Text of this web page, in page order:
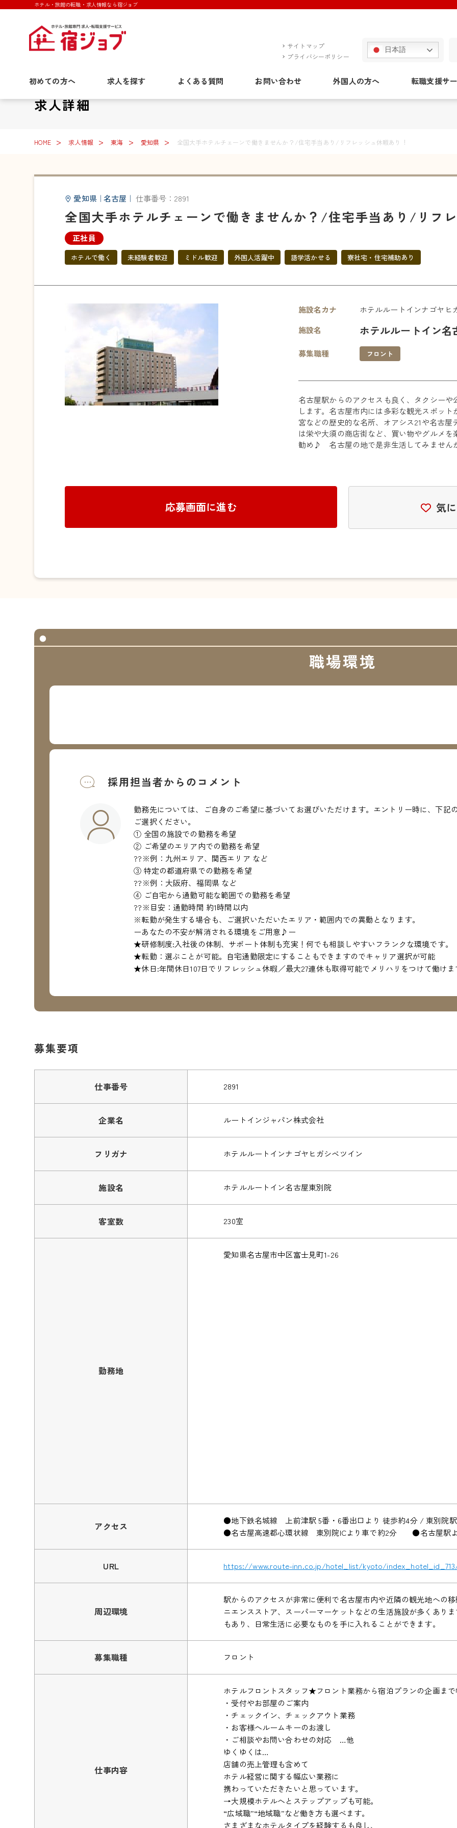
ホテル・旅館の転職・求人情報なら宿ジョブ
サイトマップ
プライバシーポリシー
日本語
初めての方へ 求人を探す よくある質問 お問い合わせ 外国人の方へ 転職支援サ
求人詳細
HOME 求人情報 東海 愛知県 全国大手ホテルチェーンで働きませんか？/住宅手当あり/リフレッシュ休暇あり！
愛知県｜名古屋 ｜ 仕事番号：2891
全国大手ホテルチェーンで働きませんか？/住宅手当あり/リフ
正社員
ホテルで働く 未経験者歓迎 ミドル歓迎 外国人活躍中 語学活かせる 寮社宅・住宅補助あり
施設名カナ
ホテルルートインナゴヤヒ
施設名
ホテルルートイン名
募集職種 フロント
名古屋駅からのアクセスも良く、タクシー
します。名古屋市内には多彩な観光スポッ
宮などの歴史的な名所、オアシス21や名古
は栄や大須の商店街など、買い物やグルメ
勧め♪ 名古屋の地で是非生活してみません
応募画面に進む 気
職場環境
採用担当者からのコメント
勤務先については、ご自身のご希望に基づいてお選びいただけます。エントリー時に、下記
ご選択ください。
① 全国の施設での勤務を希望
② ご希望のエリア内での勤務を希望
??※例：九州エリア、関西エリア など
③ 特定の都道府県での勤務を希望
??※例：大阪府、福岡県 など
④ ご自宅から通勤可能な範囲での勤務を希望
??※目安：通勤時間 約1時間以内
※転勤が発生する場合も、ご選択いただいたエリア・範囲内での異動となります。
ーあなたの不安が解消される環境をご用意♪ー
★研修制度:入社後の体制、サポート体制も充実！何でも相談しやすいフランクな環境です。
★転勤：選ぶことが可能。自宅通勤限定にすることもできますのでキャリア選択が可能
★休日:年間休日107日でリフレッシュ休暇／最大27連休も取得可能でメリハリをつけて働け
募集要項
仕事番号 2891
企業名 ルートインジャパン株式会社
フリガナ ホテルルートインナゴヤヒガシベツイン
施設名 ホテルルートイン名古屋東別院
客室数 230室
勤務地
愛知県名古屋市中区富士見町1-26
アクセス
●地下鉄名城線 上前津駅 5番・6番出口より 徒歩約4分 / 東別院
●名古屋高速都心環状線 東別院ICより車で約2分 ●名古屋駅よ
URL https://www.route-inn.co.jp/hotel_list/kyoto/
周辺環境
駅からのアクセスが非常に便利で名古屋市内や近隣の観光地への
ニエンスストア、スーパーマーケットなどの生活施設が多くあり
もあり、日常生活に必要なものを手に入れることができます。
募集職種 フロント
仕事内容
ホテルフロントスタッフ★フロント業務から宿泊プランの企画ま
・受付やお部屋のご案内
・チェックイン、チェックアウト業務
・お客様へルームキーのお渡し
・ご相談やお問い合わせの対応 …他
ゆくゆくは…
店舗の売上管理も含めて
ホテル経営に関する幅広い業務に
携わっていただきたいと思っています。
→大規模ホテルへとステップアップも可能。
“広域職”“地域職”など働き方も選べます。
さまざまなホテルタイプを経験するも良し、